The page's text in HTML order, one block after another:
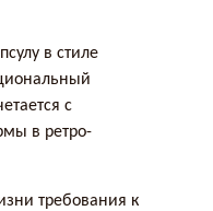
в стиле
с
в ретро-
требования к